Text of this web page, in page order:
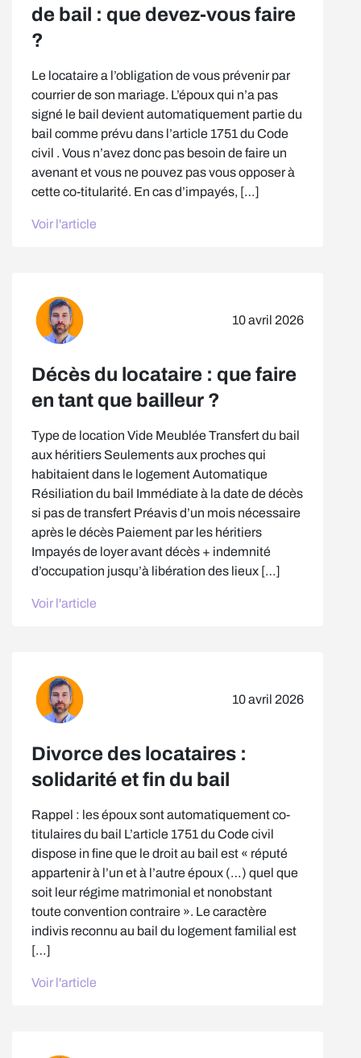
de bail : que devez-vous faire
?
Le locataire a l’obligation de vous prévenir par
courrier de son mariage. L’époux qui n’a pas
signé le bail devient automatiquement partie du
bail comme prévu dans l’article 1751 du Code
civil . Vous n’avez donc pas besoin de faire un
avenant et vous ne pouvez pas vous opposer à
cette co-titularité. En cas d’impayés, […]
Voir l'article
10 avril 2026
Décès du locataire : que faire
en tant que bailleur ?
Type de location Vide Meublée Transfert du bail
aux héritiers Seulements aux proches qui
habitaient dans le logement Automatique
Résiliation du bail Immédiate à la date de décès
si pas de transfert Préavis d’un mois nécessaire
après le décès Paiement par les héritiers
Impayés de loyer avant décès + indemnité
d’occupation jusqu’à libération des lieux […]
Voir l'article
10 avril 2026
Divorce des locataires :
solidarité et fin du bail
Rappel : les époux sont automatiquement co-
titulaires du bail L’article 1751 du Code civil
dispose in fine que le droit au bail est « réputé
appartenir à l’un et à l’autre époux (…) quel que
soit leur régime matrimonial et nonobstant
toute convention contraire ». Le caractère
indivis reconnu au bail du logement familial est
[…]
Voir l'article